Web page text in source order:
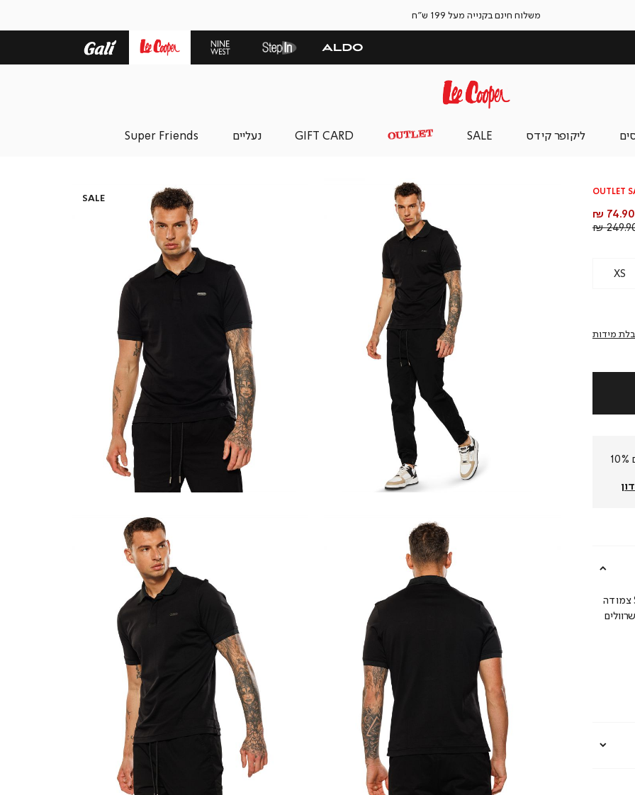
משלוח חינם בקנייה מעל 199 ש"ח
ליקופר קידס SALE
GIFT CARD נעליים Super Friends
OUTLET
מחיר
מוצר
74.90 ₪
מחיר
249.90
XS
מידות
חברי המועדון שלנו צוברים 10%
חולצת פולו לגברים בסטייל מרשים. מעוצבת בגזרת SLIM FIT צמודה
SALE